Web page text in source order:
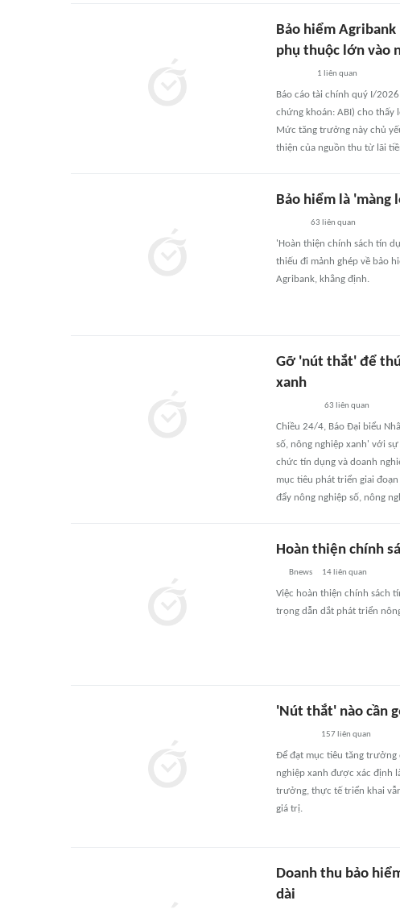
Bảo hiểm
phụ thuộc lớn vào
1 liên quan
Báo cáo tài chính quý I/2026
chứng khoán: ABI) cho thấy
Mức tăng trưởng này chủ
thiện của nguồn thu từ lãi
Bảo hiểm là 'màng
63 liên quan
'Hoàn thiện chính sách tín
thiếu đi mảnh ghép về bảo
Agribank, khẳng định.
Gỡ 'nút thắt' để
xanh
63 liên quan
Chiều 24/4, Báo Đại biểu
số, nông nghiệp xanh' với
chức tín dụng và doanh
mục tiêu phát triển giai
đẩy nông nghiệp số, nông
Hoàn thiện chính
Bnews 14 liên quan
Việc hoàn thiện chính sách
trọng dẫn dắt phát triển
'Nút thắt' nào cần
157 liên quan
Để đạt mục tiêu tăng trưởng
nghiệp xanh được xác định
trưởng, thực tế triển khai
giá trị.
Doanh thu bảo
dài